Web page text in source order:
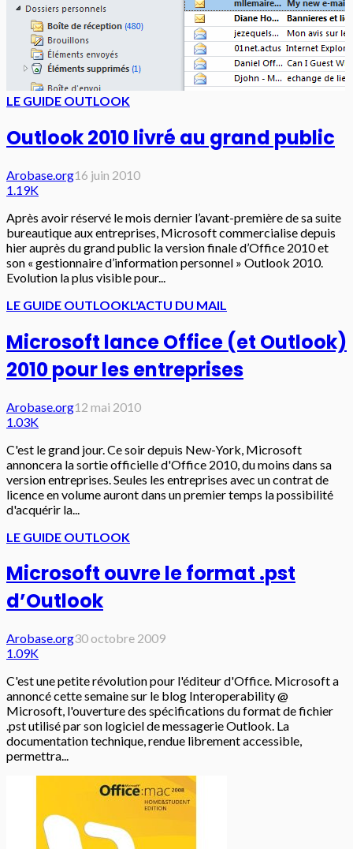
LE GUIDE OUTLOOK
Outlook 2010 livré au grand public
Arobase.org16 juin 2010
1.19K
Après avoir réservé le mois dernier l’avant-première de sa suite
bureautique aux entreprises, Microsoft commercialise depuis
hier auprès du grand public la version finale d’Office 2010 et
son « gestionnaire d’information personnel » Outlook 2010.
Evolution la plus visible pour...
LE GUIDE OUTLOOKL'ACTU DU MAIL
Microsoft lance Office (et Outlook)
2010 pour les entreprises
Arobase.org12 mai 2010
1.03K
C'est le grand jour. Ce soir depuis New-York, Microsoft
annoncera la sortie officielle d'Office 2010, du moins dans sa
version entreprises. Seules les entreprises avec un contrat de
licence en volume auront dans un premier temps la possibilité
d'acquérir la...
LE GUIDE OUTLOOK
Microsoft ouvre le format .pst
d’Outlook
Arobase.org30 octobre 2009
1.09K
C'est une petite révolution pour l'éditeur d'Office. Microsoft a
annoncé cette semaine sur le blog Interoperability @
Microsoft, l'ouverture des spécifications du format de fichier
.pst utilisé par son logiciel de messagerie Outlook. La
documentation technique, rendue librement accessible,
permettra...